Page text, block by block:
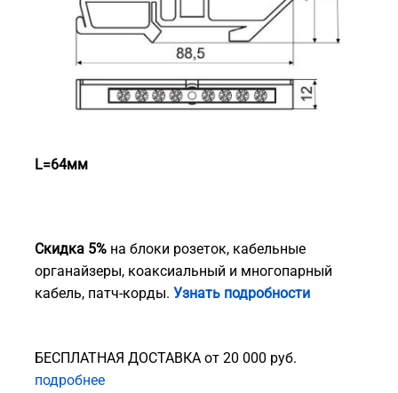
L=64мм
Скидка 5% на блоки розеток, кабельные
органайзеры, коаксиальный и многопарный
кабель, патч-корды. Узнать подробности
БЕСПЛАТНАЯ ДОСТАВКА от 20 000 руб.
подробнее